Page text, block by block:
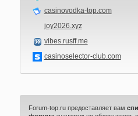
casinovodka-top.com
joy2026.xyz
vibes.rusff.me
casinoselector-club.com
Forum-top.ru предоставляет вам